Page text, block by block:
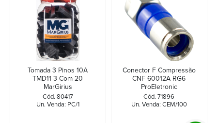
Tomada 3 Pinos 10A
TMD11-3 Com 20
MarGirius
Cód. 80417
Un. Venda: PC/1
Conector F Compressão
CNF-60012A RG6
ProEletronic
Cód. 71896
Un. Venda: CEM/100